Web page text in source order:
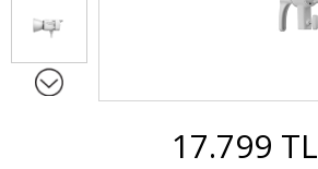
17.799 TL